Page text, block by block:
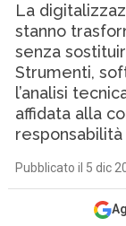
La
stanno
senza
Strumenti,
l’analisi
affidata alla
Pubblicato il 5 dic